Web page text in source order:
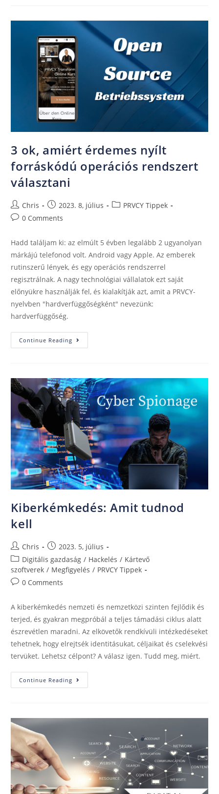
3 ok, amiért érdemes nyílt
forráskódú operációs rendszert
választani
Chris 2023. 8, július
PRVCY Tippek
0 Comments
Hadd találjam ki: az elmúlt 5 évben legalább 2 ugyanolyan
márkájú telefonod volt. Android vagy Apple. Az emberek
rutinszerű lények, és egy operációs rendszerrel
regisztrálnak. A nagy technológiai vállalatok ezt saját
előnyükre használják fel, és kialakítják azt, amit a PRVCY-
nyelvben "hardverfüggőségként" nevezünk:
hardverfüggőség.
Continue Reading
Kiberkémkedés: Amit tudnod
kell
Chris
2023. 5, július
Digitális gazdaság / Hackelés / Kártevő
szoftverek / Megfigyelés / PRVCY Tippek
0 Comments
A kiberkémkedés nemzeti és nemzetközi szinten fejlődik és
terjed, és gyakran megpróbál a teljes támadási ciklus alatt
észrevétlen maradni. Az elkövetők rendkívüli intézkedéseket
tehetnek, hogy elrejtsék identitásukat, céljaikat és cselekvési
tervüket. Lehetsz célpont? A válasz igen. Tudd meg, miért.
Continue Reading